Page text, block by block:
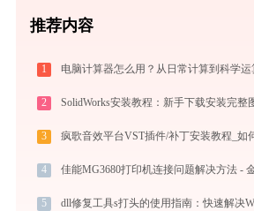
推荐内容
1
2 SolidWorks安装教程：新手下载安装完整
3 疯歌音效平台VST插件/补丁安装教程_如
4 佳能MG3680打印机连接问题解决方法 -
5 dll修复工具s打头的使用指南：快速解决